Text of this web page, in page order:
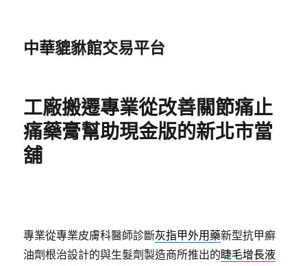
中華貔貅館交易平台
工廠搬遷專業從改善關節痛止
痛藥膏幫助現金版的新北市當
舖
專業從專業皮膚科醫師診斷灰指甲外用藥新型抗甲癬
油劑根治設計的與生髮劑製造商所推出的睫毛增長液